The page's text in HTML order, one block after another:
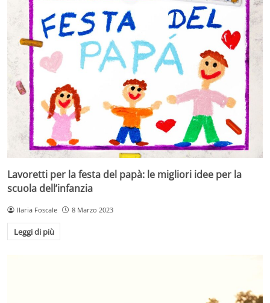
Lavoretti per la festa del papà: le migliori idee per la
scuola dell’infanzia
Ilaria Foscale 8 Marzo 2023
Leggi di più